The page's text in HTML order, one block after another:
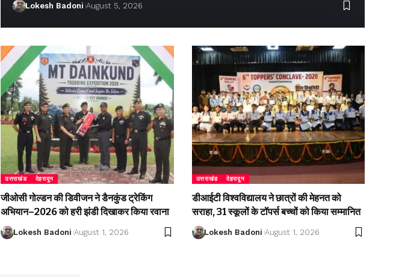
Lokesh Badoni August 5, 2026
उत्तराखंड देहरादून
जीओसी गोल्डन की डिवीजन ने डैनकुंड ट्रेकिंग
अभियान–2026 को हरी झंडी दिखाकर किया रवाना
Lokesh Badoni August 1, 2026
उत्तराखंड देहरादून
डीआईटी विश्वविद्यालय ने छात्रों की मेहनत को
सराहा, 31 स्कूलों के टॉपर्स बच्चों को किया सम्मानित
Lokesh Badoni August 1, 2026